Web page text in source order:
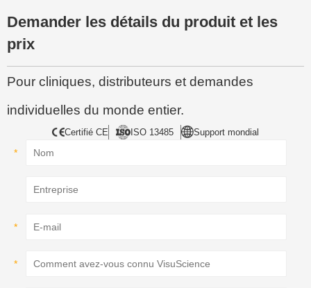
Demander les détails du produit et les
prix
Pour cliniques, distributeurs et demandes
individuelles du monde entier.
Certifié CE ISO 13485 Support mondial